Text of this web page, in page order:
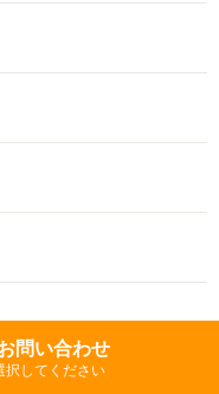
問い合わせ
択してください